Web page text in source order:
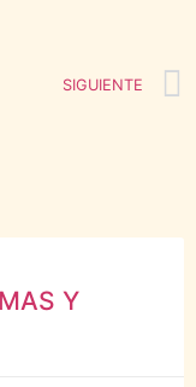
SIGUIENTE
Y